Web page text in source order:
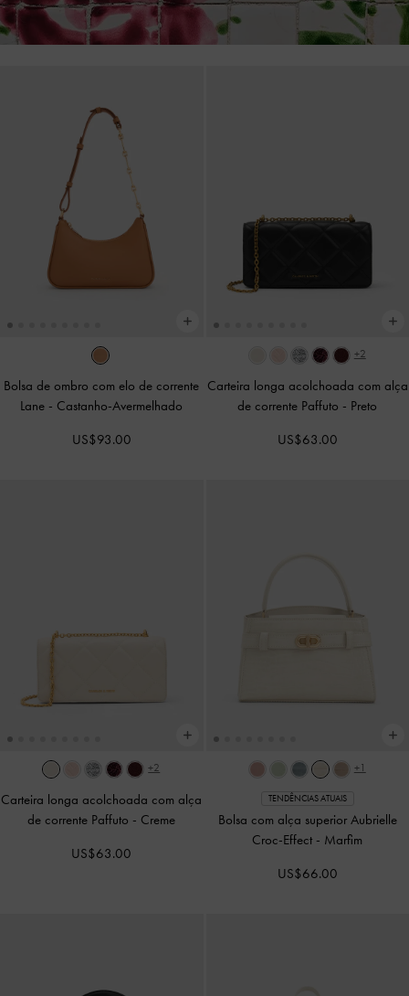
Bolsa de ombro com elo de corrente
Lane - Castanho-Avermelhado
US$93.00
+2
Carteira longa acolchoada com alça
de corrente Paffuto - Preto
US$63.00
+2
Carteira longa acolchoada com alça
de corrente Paffuto - Creme
US$63.00
+1
TENDÊNCIAS ATUAIS
Bolsa com alça superior Aubrielle
Croc-Effect - Marfim
US$66.00